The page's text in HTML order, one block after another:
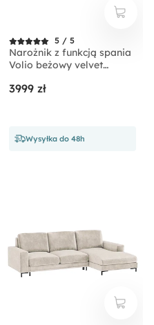
5 / 5
Narożnik z funkcją spania
Volio beżowy velvet
3999 zł
Wysyłka do 48h